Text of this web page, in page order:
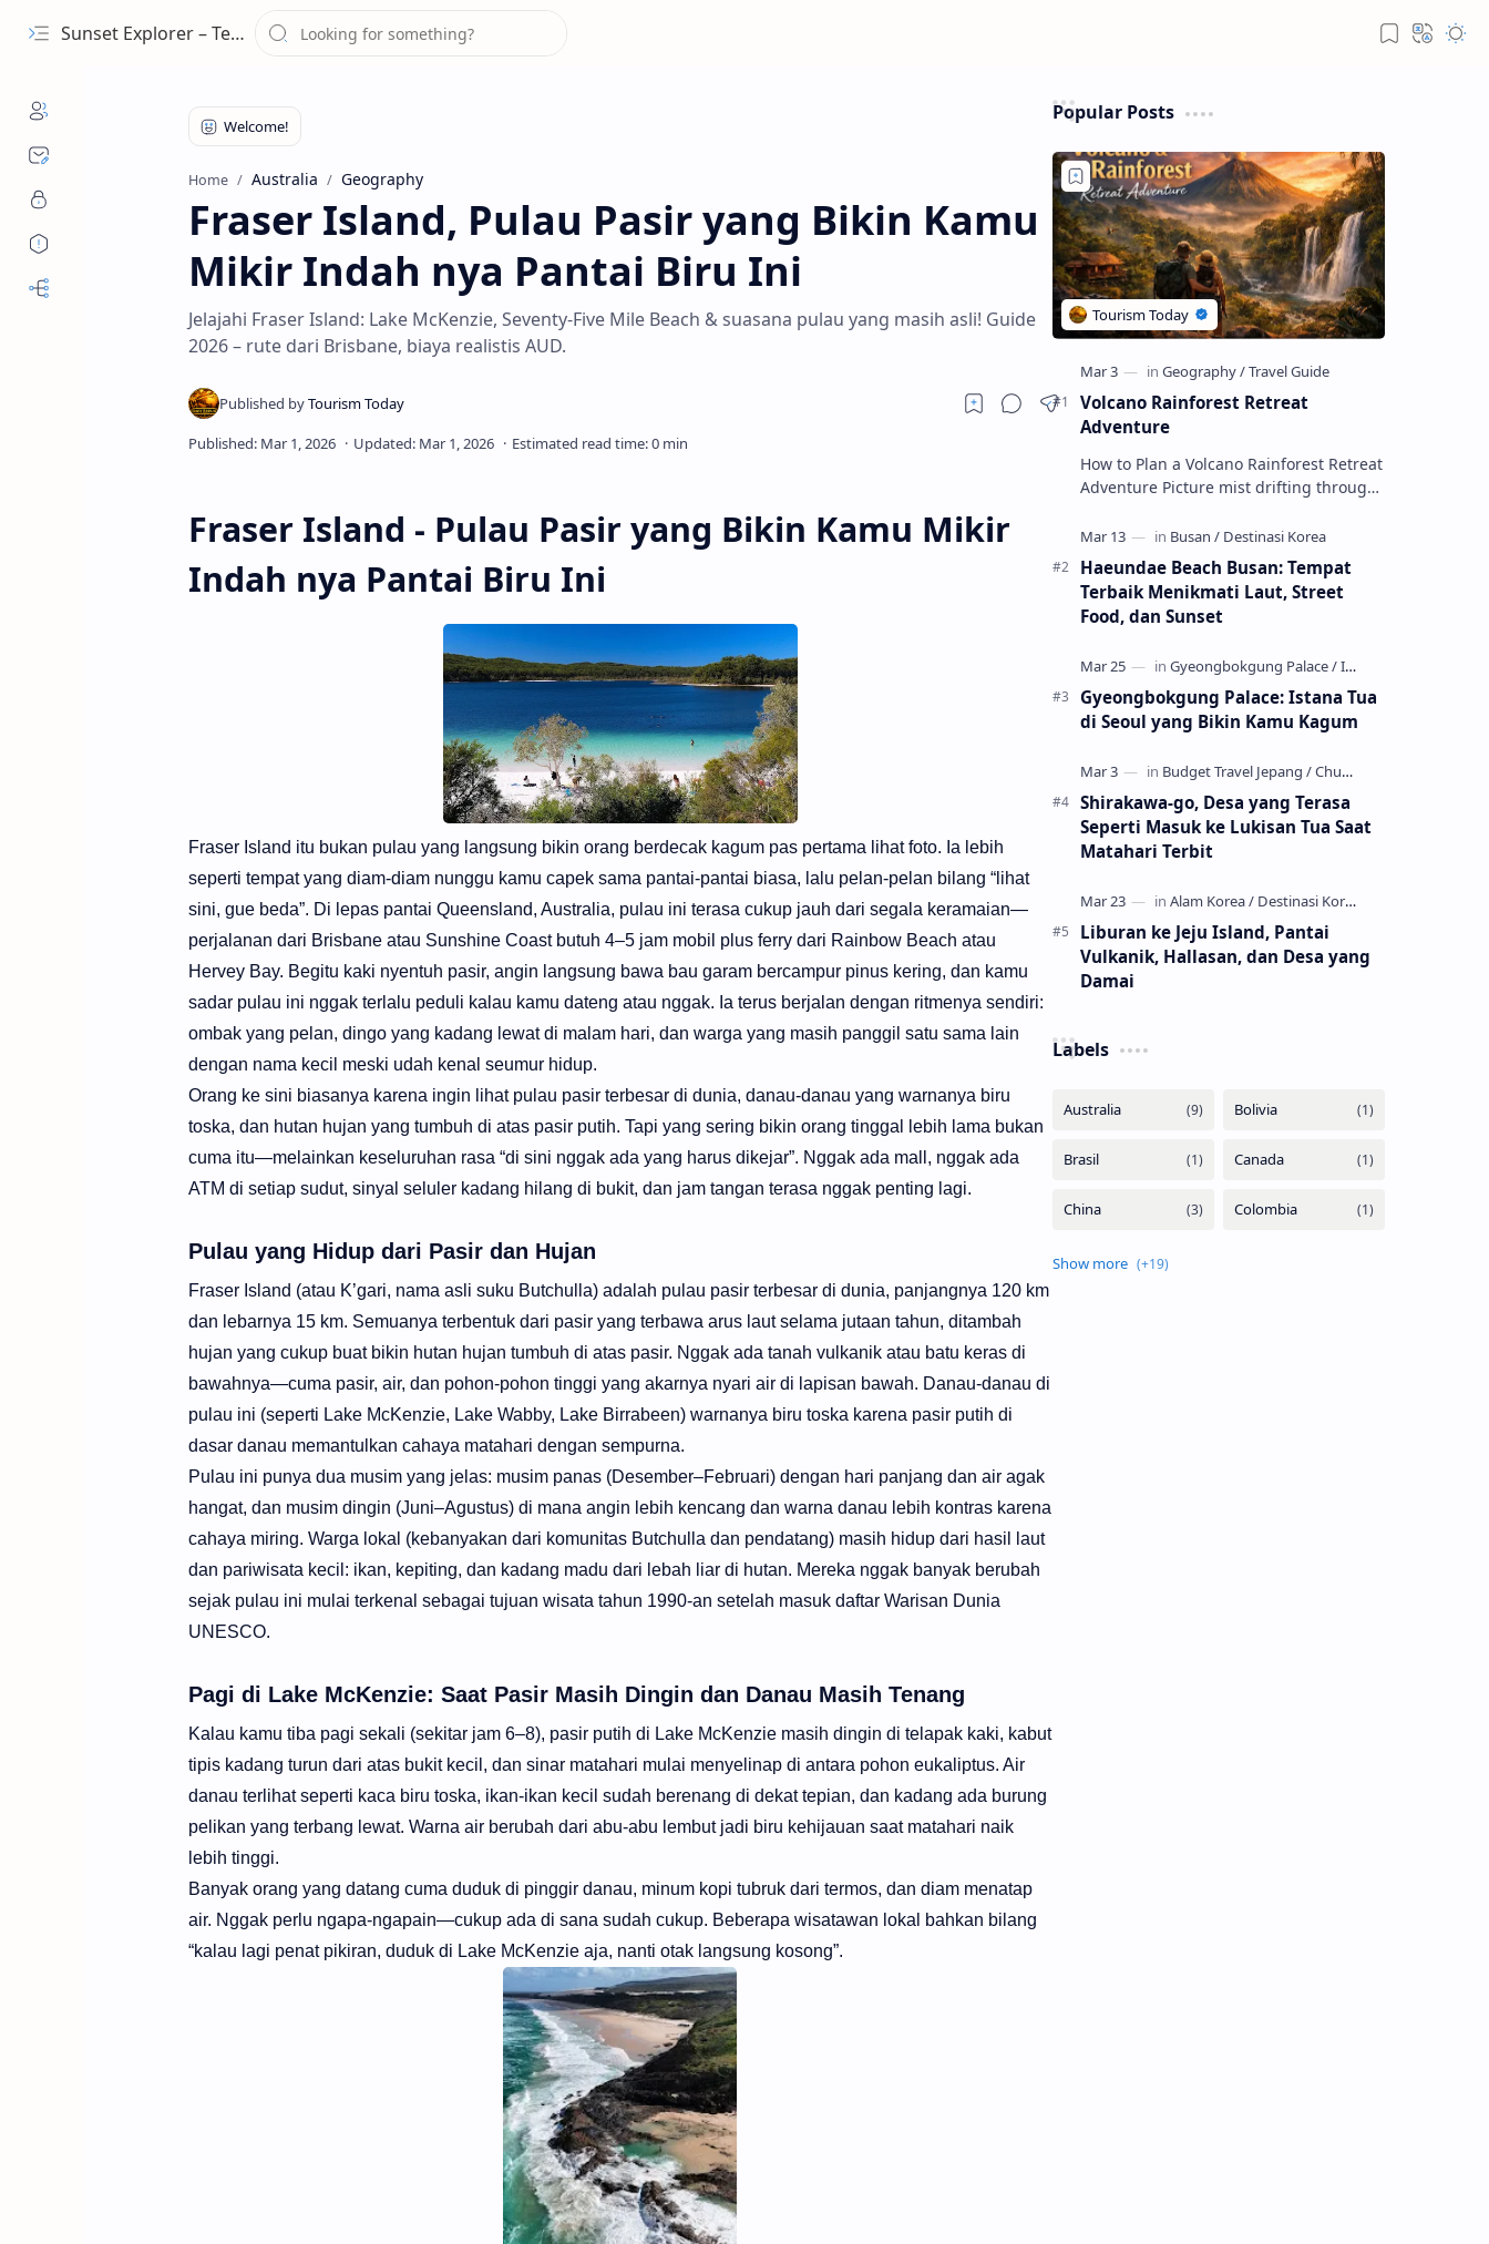
Sunset Explorer – Tempat Wisata Terindah Dunia
Home Australia Geography
Fraser Island, Pulau Pasir yang Bikin Kamu
Mikir Indah nya Pantai Biru Ini
Jelajahi Fraser Island: Lake McKenzie, Seventy-Five Mile Beach & suasana pulau yang masih asli! Guide
2026 – rute dari Brisbane, biaya realistis AUD.
Fraser Island - Pulau Pasir yang Bikin Kamu Mikir
Indah nya Pantai Biru Ini
Fraser Island itu bukan pulau yang langsung bikin orang berdecak kagum pas pertama lihat foto. Ia lebih
seperti tempat yang diam-diam nunggu kamu capek sama pantai-pantai biasa, lalu pelan-pelan bilang “lihat
sini, gue beda”. Di lepas pantai Queensland, Australia, pulau ini terasa cukup jauh dari segala keramaian—
perjalanan dari Brisbane atau Sunshine Coast butuh 4–5 jam mobil plus ferry dari Rainbow Beach atau
Hervey Bay. Begitu kaki nyentuh pasir, angin langsung bawa bau garam bercampur pinus kering, dan kamu
sadar pulau ini nggak terlalu peduli kalau kamu dateng atau nggak. Ia terus berjalan dengan ritmenya sendiri:
ombak yang pelan, dingo yang kadang lewat di malam hari, dan warga yang masih panggil satu sama lain
dengan nama kecil meski udah kenal seumur hidup.
Orang ke sini biasanya karena ingin lihat pulau pasir terbesar di dunia, danau-danau yang warnanya biru
toska, dan hutan hujan yang tumbuh di atas pasir putih. Tapi yang sering bikin orang tinggal lebih lama bukan
cuma itu—melainkan keseluruhan rasa “di sini nggak ada yang harus dikejar”. Nggak ada mall, nggak ada
ATM di setiap sudut, sinyal seluler kadang hilang di bukit, dan jam tangan terasa nggak penting lagi.
Pulau yang Hidup dari Pasir dan Hujan
Fraser Island (atau K’gari, nama asli suku Butchulla) adalah pulau pasir terbesar di dunia, panjangnya 120 km
dan lebarnya 15 km. Semuanya terbentuk dari pasir yang terbawa arus laut selama jutaan tahun, ditambah
hujan yang cukup buat bikin hutan hujan tumbuh di atas pasir. Nggak ada tanah vulkanik atau batu keras di
bawahnya—cuma pasir, air, dan pohon-pohon tinggi yang akarnya nyari air di lapisan bawah. Danau-danau di
pulau ini (seperti Lake McKenzie, Lake Wabby, Lake Birrabeen) warnanya biru toska karena pasir putih di
dasar danau memantulkan cahaya matahari dengan sempurna.
Pulau ini punya dua musim yang jelas: musim panas (Desember–Februari) dengan hari panjang dan air agak
hangat, dan musim dingin (Juni–Agustus) di mana angin lebih kencang dan warna danau lebih kontras karena
cahaya miring. Warga lokal (kebanyakan dari komunitas Butchulla dan pendatang) masih hidup dari hasil laut
dan pariwisata kecil: ikan, kepiting, dan kadang madu dari lebah liar di hutan. Mereka nggak banyak berubah
sejak pulau ini mulai terkenal sebagai tujuan wisata tahun 1990-an setelah masuk daftar Warisan Dunia
UNESCO.
Pagi di Lake McKenzie: Saat Pasir Masih Dingin dan Danau Masih Tenang
Kalau kamu tiba pagi sekali (sekitar jam 6–8), pasir putih di Lake McKenzie masih dingin di telapak kaki, kabut
tipis kadang turun dari atas bukit kecil, dan sinar matahari mulai menyelinap di antara pohon eukaliptus. Air
danau terlihat seperti kaca biru toska, ikan-ikan kecil sudah berenang di dekat tepian, dan kadang ada burung
pelikan yang terbang lewat. Warna air berubah dari abu-abu lembut jadi biru kehijauan saat matahari naik
lebih tinggi.
Banyak orang yang datang cuma duduk di pinggir danau, minum kopi tubruk dari termos, dan diam menatap
air. Nggak perlu ngapa-ngapain—cukup ada di sana sudah cukup. Beberapa wisatawan lokal bahkan bilang
“kalau lagi penat pikiran, duduk di Lake McKenzie aja, nanti otak langsung kosong”.
Popular Posts
Volcano Rainforest Retreat
Adventure
How to Plan a Volcano Rainforest Retreat
Adventure Picture mist drifting through
and you step onto a pri…
Haeundae Beach Busan: Tempat
Terbaik Menikmati Laut, Street
Food, dan Sunset
Gyeongbokgung Palace: Istana Tua
di Seoul yang Bikin Kamu Kagum
Shirakawa-go, Desa yang Terasa
Seperti Masuk ke Lukisan Tua Saat
Matahari Terbit
Liburan ke Jeju Island, Pantai
Vulkanik, Hallasan, dan Desa yang
Damai
Labels